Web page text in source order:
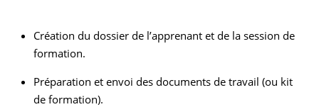
Création du dossier de l’apprenant et de la session de
formation.
Préparation et envoi des documents de travail (ou kit
de formation).